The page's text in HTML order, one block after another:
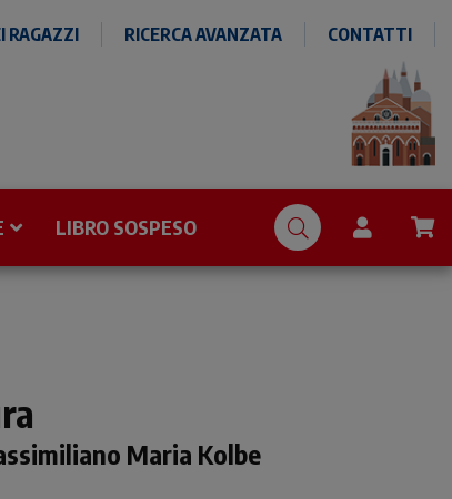
RAGAZZI RICERCA AVANZATA CONTATTI
LIBRO SOSPESO
Maria Kolbe